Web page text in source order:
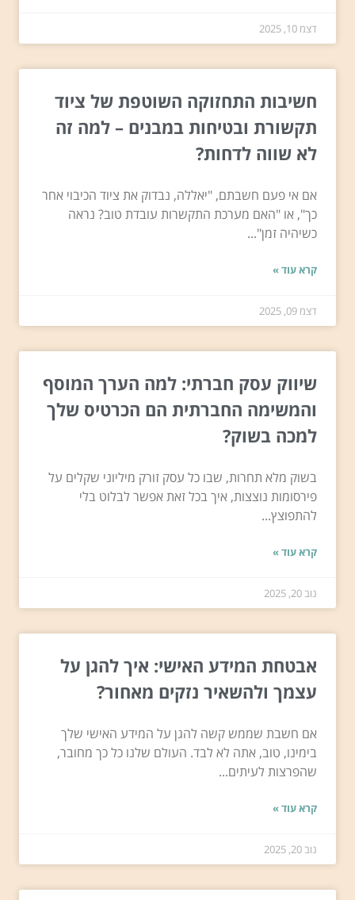
דצמ 10, 2025
חשיבות התחזוקה השוטפת של ציוד
תקשורת ובטיחות במבנים – למה זה
לא שווה לדחות?
אם אי פעם חשבתם, "יאללה, נבדוק את ציוד הכיבוי אחר
כך", או "האם מערכת התקשרות עובדת טוב? נראה
כשיהיה זמן"...
קרא עוד »
דצמ 09, 2025
שיווק עסק חברתי: למה הערך המוסף
והמשימה החברתית הם הכרטיס שלך
למכה בשוק?
בשוק מלא תחרות, שבו כל עסק זורק מיליוני שקלים על
פירסומות נוצצות, איך בכל זאת אפשר לבלוט בלי
להתפוצץ...
קרא עוד »
נוב 20, 2025
אבטחת המידע האישי: איך להגן על
עצמך ולהשאיר נזקים מאחור?
אם חשבת שממש קשה להגן על המידע האישי שלך
בימינו, טוב, אתה לא לבד. העולם שלנו כל כך מחובר,
שהפרצות לעיתים...
קרא עוד »
נוב 20, 2025